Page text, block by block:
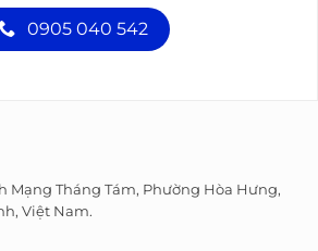
0905 040 542
Mạng Tháng Tám, Phường Hòa Hưng,
Việt Nam.